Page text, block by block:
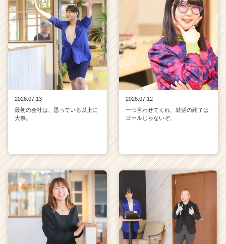
2026.07.13
最初の会社は、思っている以上に
大事。
2026.07.12
一つ言わせてくれ、就活の終了は
ゴールじゃないぞ。